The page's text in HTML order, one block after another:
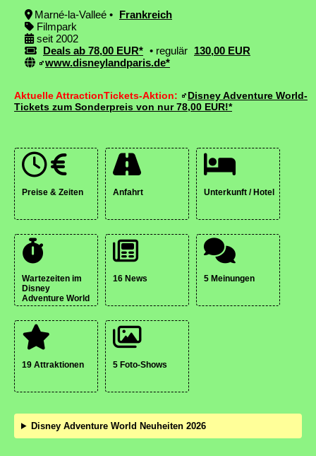
Marné-la-Valleé • Frankreich
Filmpark
seit 2002
Deals ab 78,00 EUR* • regulär 130,00 EUR
www.disneylandparis.de*
Aktuelle AttractionTickets-Aktion:
Disney Adventure World-
Tickets zum Sonderpreis von nur 78,00 EUR!*
Preise & Zeiten Anfahrt Unterkunft / Hotel
Wartezeiten im
Disney
Adventure World
16 News 5 Meinungen
19 Attraktionen 5 Foto-Shows
Disney Adventure World Neuheiten 2026